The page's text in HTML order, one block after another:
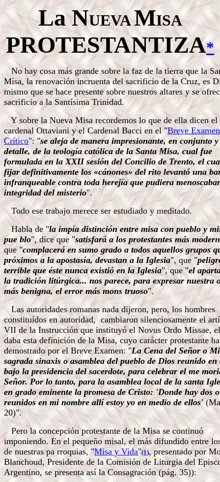
La NUEVAMISA
PROTESTANTIZA*
No hay cosa más grande sobre la faz de la tierra que la
Misa, la renovación incruenta del sacrificio de la Cruz, es
mismo que se hace presente sobre nuestros altares y se
sacrificio a la Santísima Trinidad.
Y sobre la Nueva Misa recordemos lo que de ella dicen el
cardenal Ottaviani y el Cardenal Bacci en el "Breve Examen
Crítico": "se aleja de manera impresionante, en conjunto
detalle, de la teología católica de la Santa Misa, cual fue
formulada en la XXII sesión del Concilio de Trento, el
fijar definitivamente los «cánones» del rito levantó una
infranqueable contra toda herejía que pudiera
integridad del misterio".
Todo ese trabajo merece ser estudiado y meditado.
Habla de "la impía distinción entre misa con pueblo y
pue blo", dice que "satisfará a los protestantes más
que "complacerá en sumo grado a todos aquellos grupos
próximos a la apostasía, devastan a la Iglesia", que "
terrible que éste nunca existió en la Iglesia", que "el
la tradición litúrgica... nos parece, para expresar nuestra
más benigna, el error más mons truoso".
Las autoridades romanas nada dijeron, pero, los hombres
constituídos en autoridad, cambiaron silenciosamente el
VII de la Instrucción que instituyó el Novus Ordo Missae,
daba esta definición de la Misa, cuyo carácter protestante
demostrado por el Breve Examen: "La Cena del Señor o
sagrada sinaxis o asamblea del pueblo de Dios reunido en
bajo la presidencia del sacerdote, para celebrar el me
Señor. Por lo tanto, para la asamblea local de la santa
en grado eminente la promesa de Cristo: 'Donde hay dos
reunidos en mi nombre allí estoy yo en medio de ellos'
20)".
Pero la concepción protestante de la Misa se continuó
imponiendo. En el pequeño misal, el más difundido entre
de nuestras pa rroquias, "Misa y Vida"(1), presentado por
Blanchoud, Presidente de la Comisión de Liturgia del
Argentino, se presenta así la Consagración (pág. 35)):